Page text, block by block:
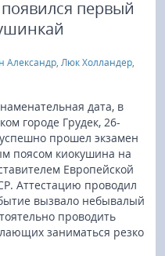
первый
Александр, Люк Холландер,
дата, в
городе Грудек, 26-
прошел экзамен
поясом киокушина на
Европейской
Аттестацию проводил
вызвало небывалый
проводить
заниматься резко